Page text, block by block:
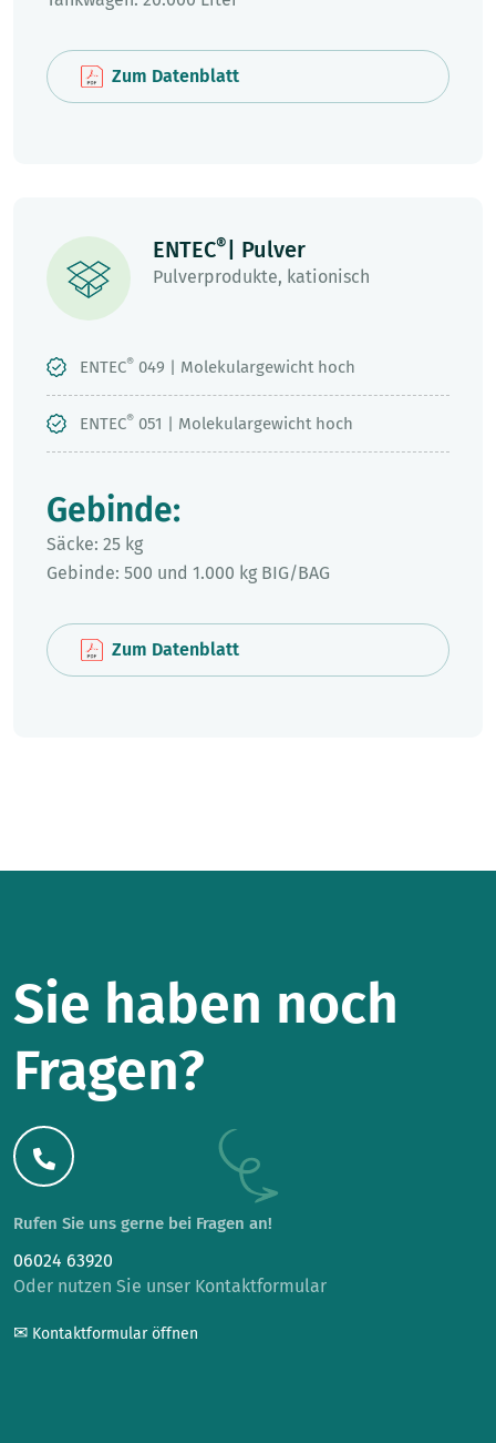
Zum Datenblatt
ENTEC® | Pulver
Pulverprodukte, kationisch
ENTEC® 049 | Molekulargewicht hoch
ENTEC® 051 | Molekulargewicht hoch
Gebinde:
Säcke: 25 kg
Gebinde: 500 und 1.000 kg BIG/BAG
Zum Datenblatt
Sie haben noch
Fragen?
Rufen Sie uns gerne bei Fragen an!
06024 63920
Oder nutzen Sie unser Kontaktformular
✉ Kontaktformular öffnen